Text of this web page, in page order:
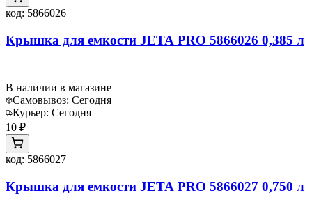
код: 5866026
Крышка для емкости JETA PRO 5866026 0,385 л
В наличии в магазине
Самовывоз: Сегодня
Курьер: Сегодня
10 ₽
код: 5866027
Крышка для емкости JETA PRO 5866027 0,750 л